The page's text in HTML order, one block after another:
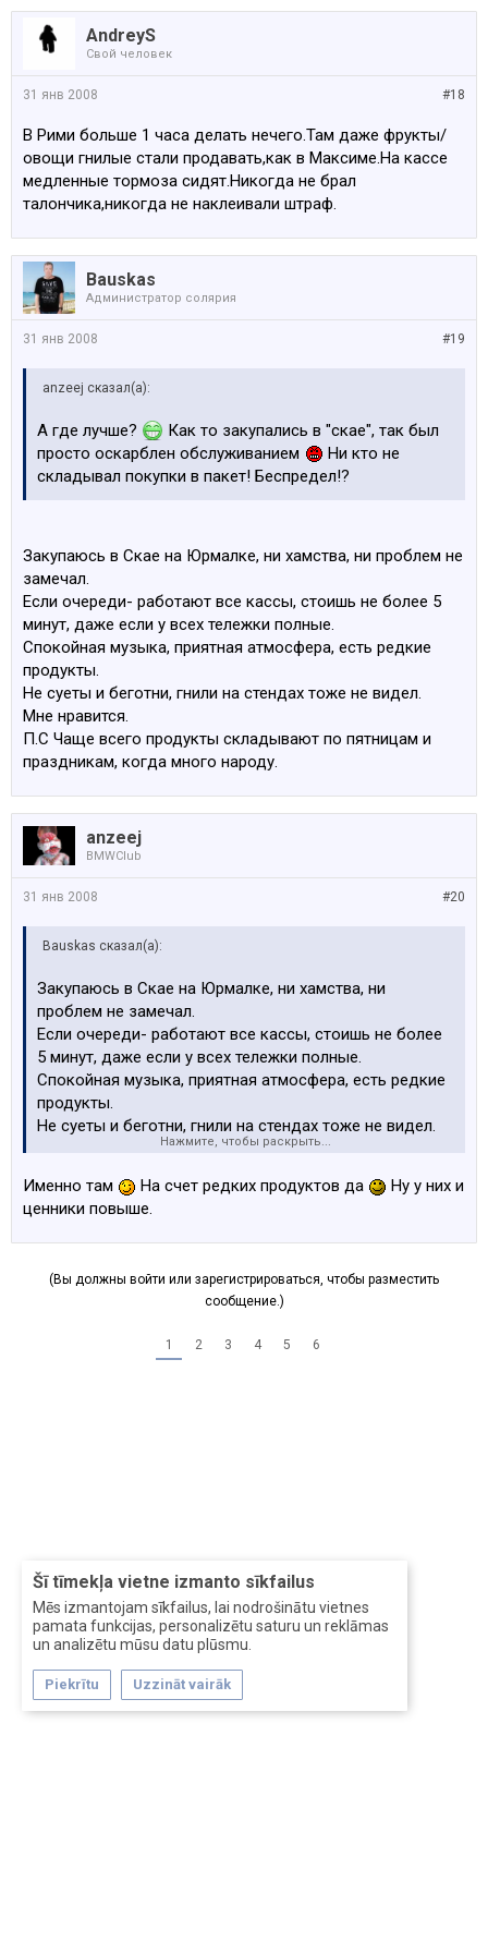
Šī tīmekļa vietne izmanto sīkfailus
Mēs izmantojam sīkfailus, lai nodrošinātu vietnes
pamata funkcijas, personalizētu saturu un reklāmas
un analizētu mūsu datu plūsmu.
Piekrītu Uzzināt vairāk
AndreyS
Свой человек
#18
31 янв 2008
В Рими больше 1 часа делать нечего.Там даже фрукты/
овощи гнилые стали продавать,как в Максиме.На кассе
медленные тормоза сидят.Никогда не брал
талончика,никогда не наклеивали штраф.
Bauskas
Администратop солярия
#19
31 янв 2008
anzeej сказал(а):
А где лучше?
Как то закупались в "скае", так был
просто оскарблен обслуживанием
Ни кто не
складывал покупки в пакет! Беспредел!?
Закупаюсь в Скае на Юрмалке, ни хамства, ни проблем не
замечал.
Если очереди- работают все кассы, стоишь не более 5
минут, даже если у всех тележки полные.
Спокойная музыка, приятная атмосфера, есть редкие
продукты.
Не суеты и беготни, гнили на стендах тоже не видел.
Мне нравится.
П.С Чаще всего продукты складывают по пятницам и
праздникам, когда много народу.
anzeej
BMWClub
#20
31 янв 2008
Bauskas сказал(а):
Закупаюсь в Скае на Юрмалке, ни хамства, ни
проблем не замечал.
Если очереди- работают все кассы, стоишь не более
5 минут, даже если у всех тележки полные.
Спокойная музыка, приятная атмосфера, есть редкие
продукты.
Не суеты и беготни, гнили на стендах тоже не видел.
праздникам, когда много народу.
Нажмите, чтобы раскрыть...
Именно там На счет редких продуктов да
Ну у них и
ценники повыше.
(Вы должны войти или зарегистрироваться, чтобы разместить
сообщение.)
1 2 3 4 5 6